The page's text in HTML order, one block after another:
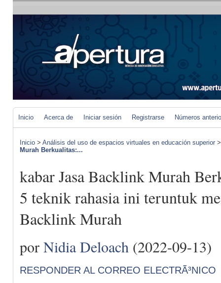
Inicio Acerca de Iniciar sesión Registrarse Números
Inicio > Análisis del uso de espacios virtuales en educación superior
Murah Berkualitas:...
kabar Jasa Backlink Murah
5 teknik rahasia ini teruntuk
Backlink Murah
por Nidia Deloach (2022-09-13)
RESPONDER AL CORREO ELECTRÃ³NICO